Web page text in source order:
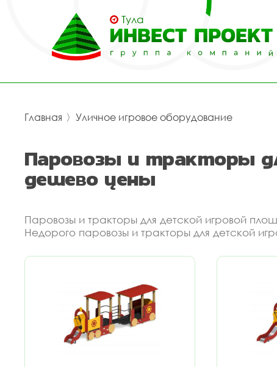
Тула
Главная 〉 Уличное игровое оборудование
Паровозы и тракторы
дешево цены
Паровозы и тракторы для детской игровой
Недорого паровозы и тракторы для детской